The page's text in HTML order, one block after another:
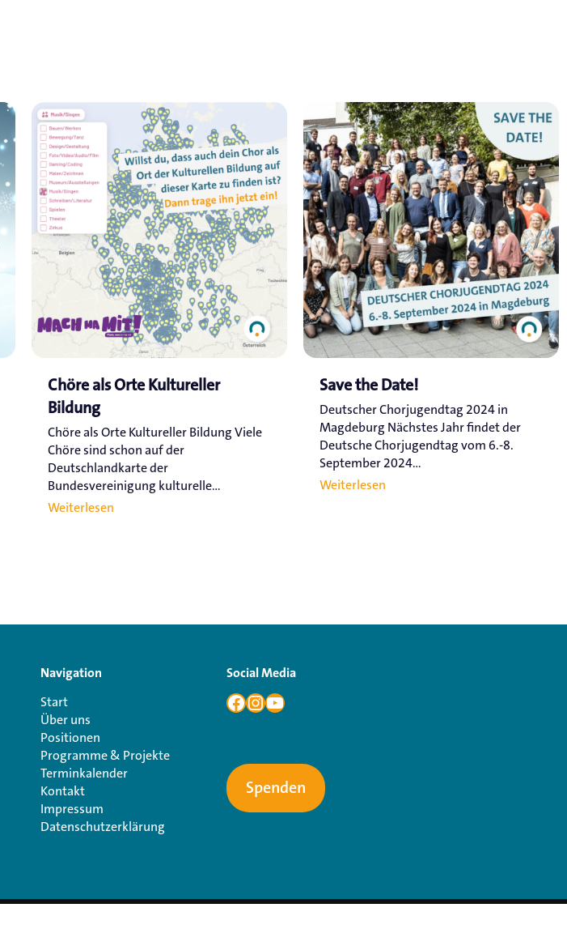
Chöre als Orte Kultureller
Bildung
Chöre als Orte Kultureller Bildung Viele
Chöre sind schon auf der
Deutschlandkarte der
Bundesvereinigung kulturelle...
Weiterlesen
Save the Date!
Deutscher Chorjugendtag 2024 in
Magdeburg Nächstes Jahr findet der
Deutsche Chorjugendtag vom 6.-8.
September 2024...
Weiterlesen
Navigation
Start
Über uns
Positionen
Programme & Projekte
Terminkalender
Kontakt
Impressum
Datenschutzerklärung
Social Media
Spenden